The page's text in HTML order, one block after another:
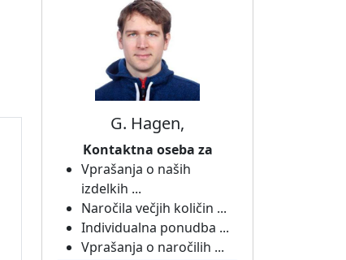
G. Hagen,
Kontaktna oseba za
Vprašanja o naših
izdelkih ...
Naročila večjih količin ...
Individualna ponudba ...
Vprašanja o naročilih ...